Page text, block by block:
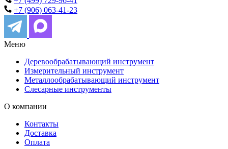
+7 (906) 063-41-23
Меню
Деревообрабатывающий инструмент
Измерительный инструмент
Металлообрабатывающий инструмент
Слесарные инструменты
О компании
Контакты
Доставка
Оплата